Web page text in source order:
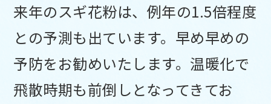
来年のスギ花粉は、例年の1.5倍程度
との予測も出ています。早め早めの
予防をお勧めいたします。温暖化で
飛散時期も前倒しとなってきてお